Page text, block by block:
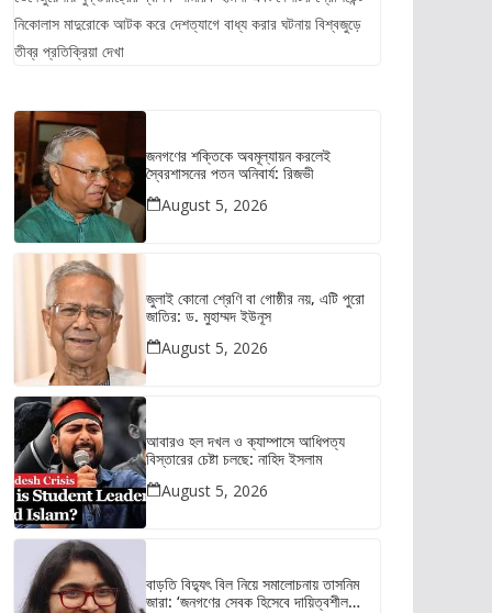
নিকোলাস মাদুরোকে আটক করে দেশত্যাগে বাধ্য করার ঘটনায় বিশ্বজুড়ে
তীব্র প্রতিক্রিয়া দেখা
জনগণের শক্তিকে অবমূল্যায়ন করলেই
স্বৈরশাসনের পতন অনিবার্য: রিজভী
August 5, 2026
জুলাই কোনো শ্রেণি বা গোষ্ঠীর নয়, এটি পুরো
জাতির: ড. মুহাম্মদ ইউনূস
August 5, 2026
আবারও হল দখল ও ক্যাম্পাসে আধিপত্য
বিস্তারের চেষ্টা চলছে: নাহিদ ইসলাম
August 5, 2026
বাড়তি বিদ্যুৎ বিল নিয়ে সমালোচনায় তাসনিম
জারা: ‘জনগণের সেবক হিসেবে দায়িত্বশীল